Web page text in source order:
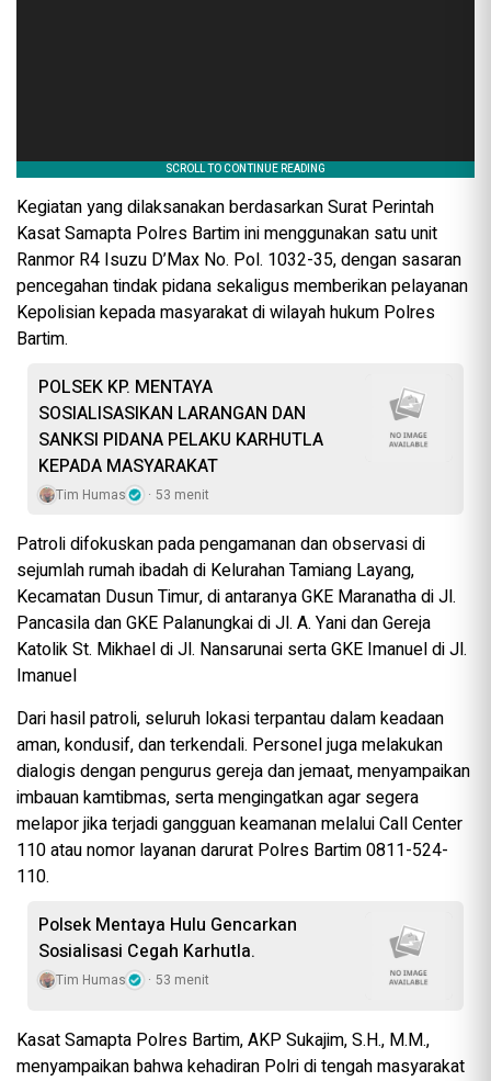
Kegiatan yang dilaksanakan berdasarkan Surat Perintah
Kasat Samapta Polres Bartim ini menggunakan satu unit
Ranmor R4 Isuzu D’Max No. Pol. 1032-35, dengan sasaran
pencegahan tindak pidana sekaligus memberikan pelayanan
Kepolisian kepada masyarakat di wilayah hukum Polres
Bartim.
POLSEK KP. MENTAYA
SOSIALISASIKAN LARANGAN DAN
SANKSI PIDANA PELAKU KARHUTLA
KEPADA MASYARAKAT
Tim Humas 53 menit
Patroli difokuskan pada pengamanan dan observasi di
sejumlah rumah ibadah di Kelurahan Tamiang Layang,
Kecamatan Dusun Timur, di antaranya GKE Maranatha di Jl.
Pancasila dan GKE Palanungkai di Jl. A. Yani dan Gereja
Katolik St. Mikhael di Jl. Nansarunai serta GKE Imanuel di Jl.
Imanuel
Dari hasil patroli, seluruh lokasi terpantau dalam keadaan
aman, kondusif, dan terkendali. Personel juga melakukan
dialogis dengan pengurus gereja dan jemaat, menyampaikan
imbauan kamtibmas, serta mengingatkan agar segera
melapor jika terjadi gangguan keamanan melalui Call Center
110 atau nomor layanan darurat Polres Bartim 0811-524-
110.
Polsek Mentaya Hulu Gencarkan
Sosialisasi Cegah Karhutla.
Tim Humas 53 menit
Kasat Samapta Polres Bartim, AKP Sukajim, S.H., M.M.,
menyampaikan bahwa kehadiran Polri di tengah masyarakat